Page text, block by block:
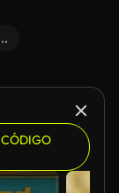
CÓDIGO